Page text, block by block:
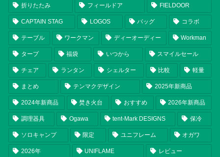
折りたたみ フィールドア FIELDOOR
CAPTAIN STAG LOGOS バッグ コラボ
テーブル ワークマン ディーオーディー Workman
タープ 福袋 いつから スマイルセール
チェア ランタン シェルター 比較 軽量
まとめ テンマクデザイン 2025年新商品
2024年新商品 焚き火台 おすすめ 2026年新商品
調理器具 Ogawa tent-Mark DESIGNS 保冷
ソロキャンプ 限定 ユニフレーム オガワ
2026年 UNIFLAME レビュー